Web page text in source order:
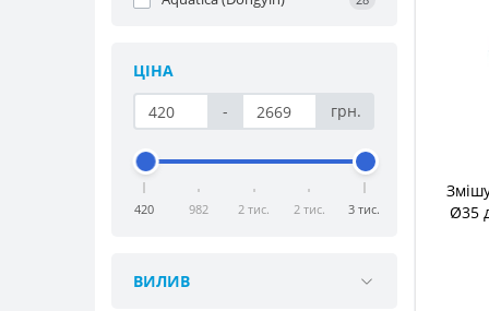
ЦІНА
-
грн.
420 982 2 тис. 2 тис. 3 тис.
ВИЛИВ
Ø35